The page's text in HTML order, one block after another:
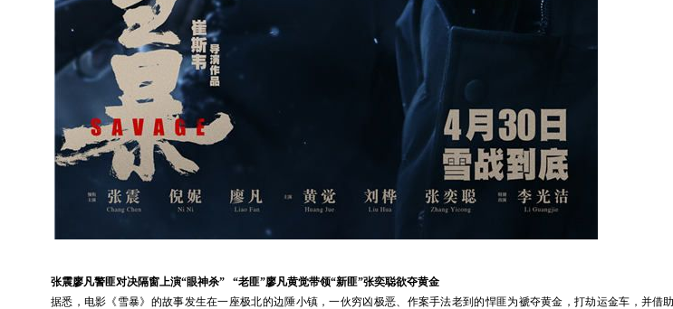
张震廖凡警匪对决隔窗上演“眼神杀” “老匪”廖凡黄觉带领“新匪”张奕聪欲夺黄金
据悉，电影《雪暴》的故事发生在一座极北的边陲小镇，一伙穷凶极恶、作案手法老到的悍匪为褫夺黄金，打劫运金车，并借